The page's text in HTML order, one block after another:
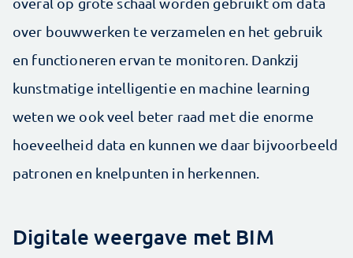
over bouwwerken te verzamelen en het gebruik
en functioneren ervan te monitoren. Dankzij
kunstmatige intelligentie en machine learning
weten we ook veel beter raad met die enorme
hoeveelheid data en kunnen we daar bijvoorbeeld
patronen en knelpunten in herkennen.
Digitale weergave met BIM